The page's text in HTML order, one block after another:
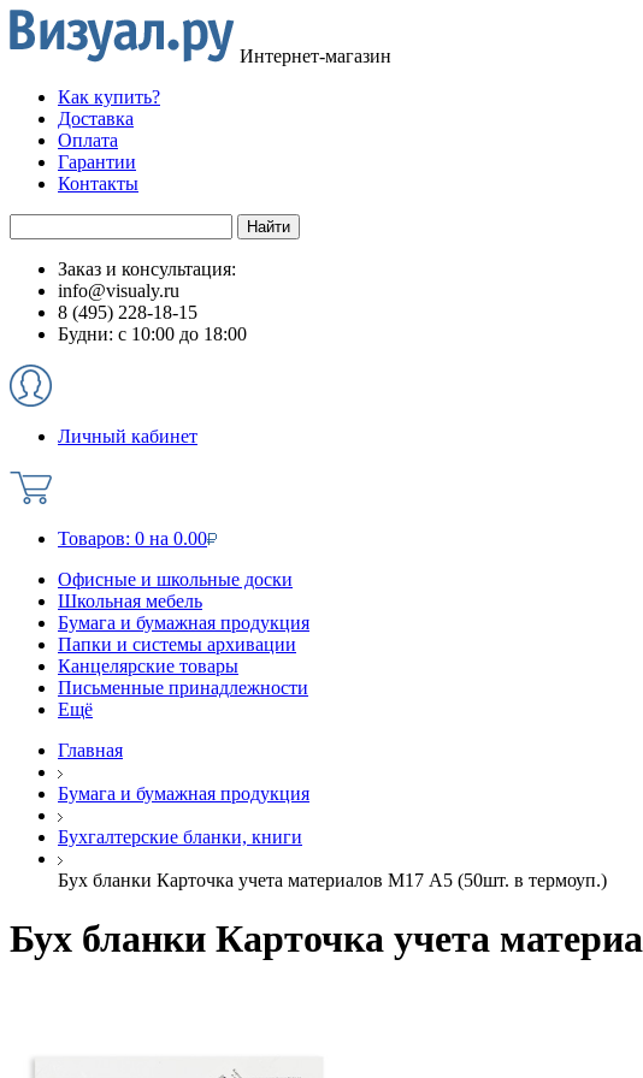
Интернет-магазин
Как купить?
Доставка
Оплата
Гарантии
Контакты
Заказ и консультация:
info@visualy.ru
8 (495) 228-18-15
Будни: с 10:00 до 18:00
Личный кабинет
Товаров: 0 на 0.00
Офисные и школьные доски
Школьная мебель
Бумага и бумажная продукция
Папки и системы архивации
Канцелярские товары
Письменные принадлежности
Ещё
Главная
Бумага и бумажная продукция
Бухгалтерские бланки, книги
Бух бланки Карточка учета материалов М17 А5 (50шт. в термоуп.)
Бух бланки Карточка учета